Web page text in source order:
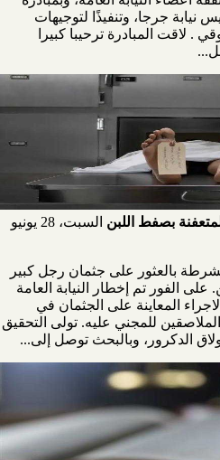
جرجا، وتنفيذًا لتوجيهات
. لاقت المبادرة ترحيبا كبيرا
بصفط اللبن
السبت، 28 يونيو
للشرطة بالعثور على جثمان رجل كبير
الفور تم إخطار النيابة العامة
المعاينة على الجثمان في
للمجني عليه. تولى التحقيق
الدكرور، وبالبحث توصل إلى...